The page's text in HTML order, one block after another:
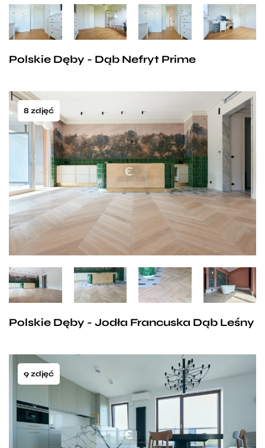
Polskie Dęby - Dąb Nefryt Prime
8 zdjęć
Polskie Dęby - Jodła Francuska Dąb Leśny
9 zdjęć